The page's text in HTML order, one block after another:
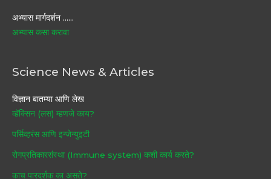
अभ्यास मार्गदर्शन ……
अभ्यास कसा करावा
Science News & Articles
विज्ञान बातम्या आणि लेख
व्हॅक्सिन (लस) म्हणजे काय?
पर्सिव्हरंस आणि इन्जेन्युइटी
रोगप्रतिकारसंस्था (Immune system) कशी कार्य करते?
काच पारदर्शक का असते?